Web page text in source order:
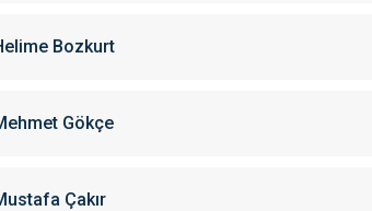
Bozkurt
Gökçe
Çakır